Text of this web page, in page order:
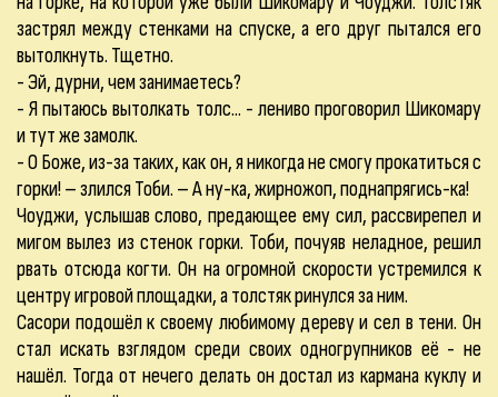
застрял между стенками на спуске, а его друг пытался его
вытолкнуть. Тщетно.
- Эй, дурни, чем занимаетесь?
- Я пытаюсь вытолкать толс... - лениво проговорил Шикомару
и тут же замолк.
- О Боже, из-за таких, как он, я никогда не смогу прокатиться с
горки! – злился Тоби. – А ну-ка, жирножоп, поднапрягись-ка!
Чоуджи, услышав слово, предающее ему сил, рассвирепел и
мигом вылез из стенок горки. Тоби, почуяв неладное, решил
рвать отсюда когти. Он на огромной скорости устремился к
центру игровой площадки, а толстяк ринулся за ним.
Сасори подошёл к своему любимому дереву и сел в тени. Он
стал искать взглядом среди своих одногрупников её - не
нашёл. Тогда от нечего делать он достал из кармана куклу и